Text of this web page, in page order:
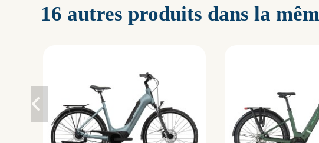
16 autres produits dans la